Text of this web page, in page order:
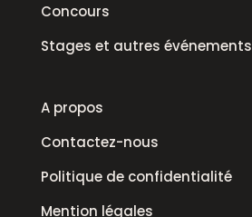
Concours
Stages et autres événements
A propos
Contactez-nous
Politique de confidentialité
Mention légales